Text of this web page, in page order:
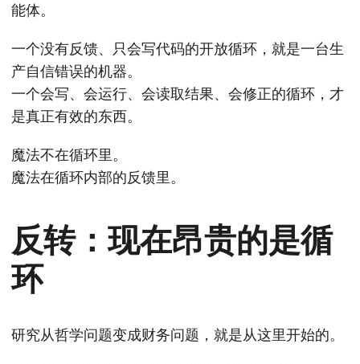
能体。
一个没有反馈、只会写代码的开放循环，就是一台生
产自信错误的机器。
一个会写、会运行、会读取结果、会修正的循环，才
是真正有效的东西。
魔法不在循环里。
魔法在循环内部的反馈里。
反转：现在昂贵的是循
环
研究从哲学问题变成财务问题，就是从这里开始的。